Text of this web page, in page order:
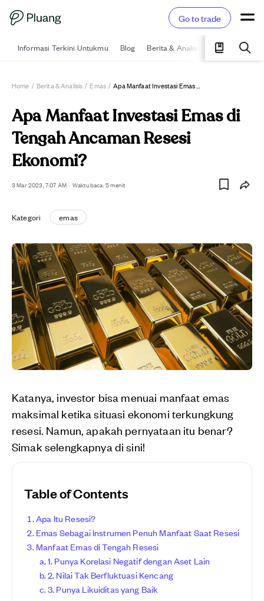
Go to trade
Informasi Terkini Untukmu Blog Berita & Analisis Pelajari
Home / Berita & Analisis / Emas / Apa Manfaat Investasi Emas Di Tengah Ancaman Resesi Ekonomi?
Apa Manfaat Investasi Emas di
Tengah Ancaman Resesi
Ekonomi?
3 Mar 2023, 7:07 AM · Waktu baca: 5 menit
Kategori emas
Katanya, investor bisa menuai manfaat emas
maksimal ketika situasi ekonomi terkungkung
resesi. Namun, apakah pernyataan itu benar?
Simak selengkapnya di sini!
Table of Contents
Apa Itu Resesi?
Emas Sebagai Instrumen Penuh Manfaat Saat Resesi
Manfaat Emas di Tengah Resesi
1. Punya Korelasi Negatif dengan Aset Lain
2. Nilai Tak Berfluktuasi Kencang
3. Punya Likuiditas yang Baik